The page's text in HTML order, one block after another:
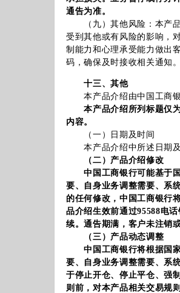
通告为准。
（九）其他风险：本产品
受到其他或有风险的影响，
制能力和心理承受能力做出
码，确保及时接收相关通知
十三、其他
本产品介绍由中国工商
本产品介绍所列标题仅
内容。
（一）日期及时间
本产品介绍中所述日期及
（二）产品介绍修改
中国工商银行可能基于国
要、自身业务调整需要、系
的任何修改，中国工商银行
品介绍生效前通过95588电
续。通告期满，客户未注销
（三）产品动态调整
中国工商银行将根据国家
要、自身业务调整需要、系
于停止开仓、停止平仓、强
则前，对本产品相关交易规